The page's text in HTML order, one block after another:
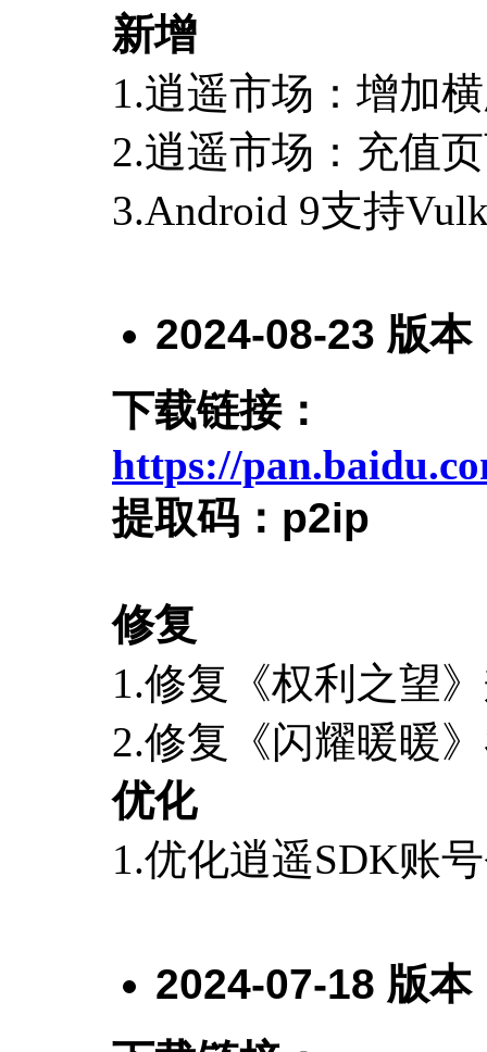
新增
1.逍遥市场：增加
2.逍遥市场：充值
3.Android 9支持
2024-08-23 版本
下载链接：
https://
提取码： p2ip
修复
1.修复《权利之望
2.修复《闪耀暖暖
优化
1.优化逍遥SDK账
2024-07-18 版本